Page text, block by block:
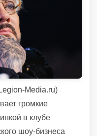
Legion-Media.ru)
громкие
в клубе
шоу-бизнеса